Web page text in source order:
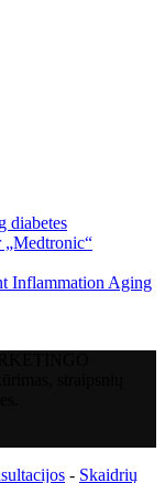
diabetes
„Medtronic“
Inflammation Aging
- Skaidrių